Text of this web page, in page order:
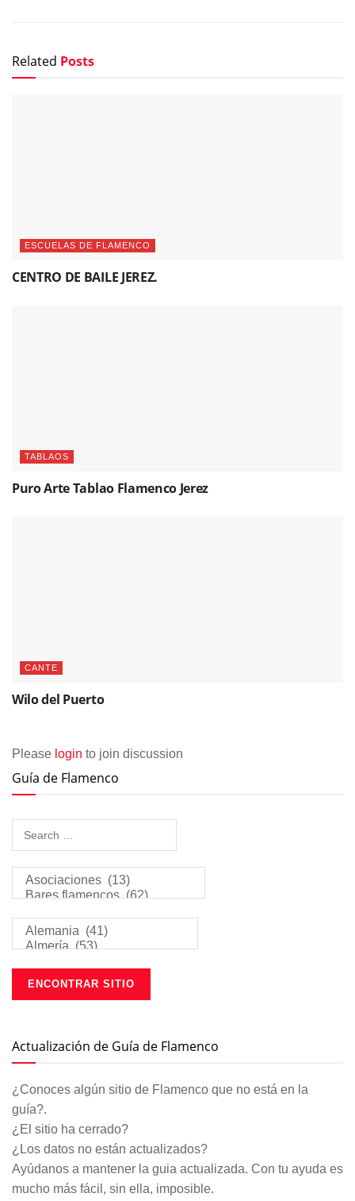
Related Posts
ESCUELAS DE FLAMENCO
CENTRO DE BAILE JEREZ.
TABLAOS
Puro Arte Tablao Flamenco Jerez
CANTE
Wilo del Puerto
Please login to join discussion
Guía de Flamenco
Actualización de Guía de Flamenco
¿Conoces algún sitio de Flamenco que no está en la
guía?.
¿El sitio ha cerrado?
¿Los datos no están actualizados?
Ayúdanos a mantener la guia actualizada. Con tu ayuda es
mucho más fácil, sin ella, imposible.